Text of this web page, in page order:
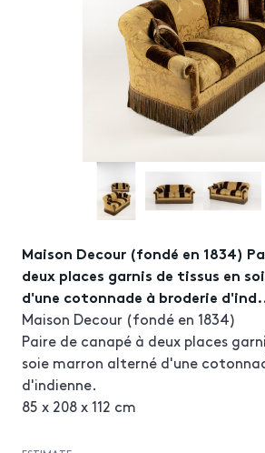
Maison Decour (fondé en 1834)
deux places garnis de tissus en
d'une cotonnade à broderie
Maison Decour (fondé en 1834)
Paire de canapé à deux places
soie marron alterné d'une
d'indienne.
85 x 208 x 112 cm